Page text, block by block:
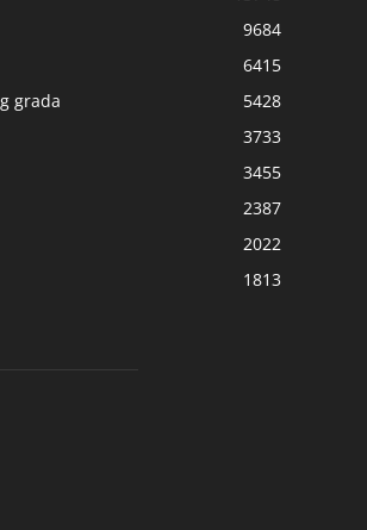
9684
6415
grada
5428
3733
3455
2387
2022
1813